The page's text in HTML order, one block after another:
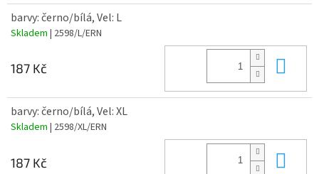
barvy: černo/bílá, Vel: L
Skladem | 2598/L/ERN
187 Kč
barvy: černo/bílá, Vel: XL
Skladem | 2598/XL/ERN
187 Kč